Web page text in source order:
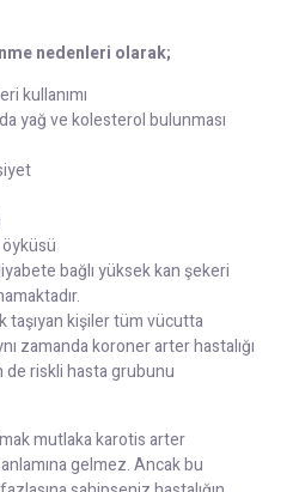
nedenleri olarak;
kullanımı
yağ ve kolesterol bulunması
bağlı yüksek kan şekeri
taşıyan kişiler tüm vücutta
zamanda koroner arter hastalığı
de riskli hasta grubunu
mutlaka karotis arter
anlamına gelmez. Ancak bu